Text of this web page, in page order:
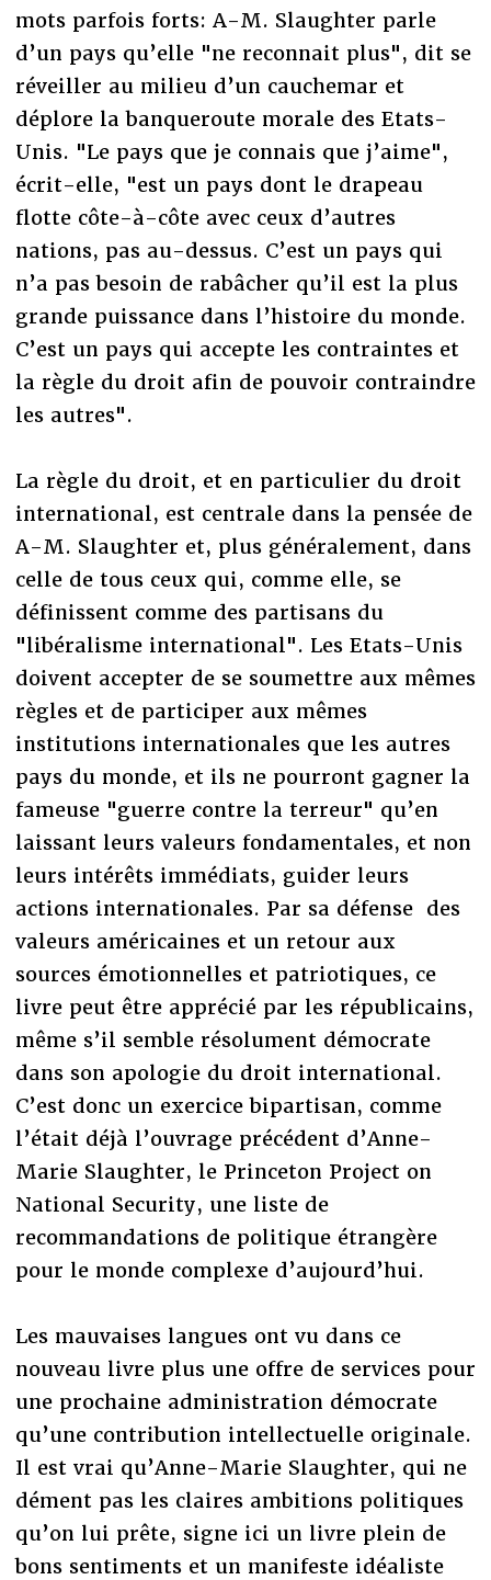
mots parfois forts: A-M. Slaughter parle
d’un pays qu’elle "ne reconnait plus", dit se
réveiller au milieu d’un cauchemar et
déplore la banqueroute morale des Etats-
Unis. "Le pays que je connais que j’aime",
écrit-elle, "est un pays dont le drapeau
flotte côte-à-côte avec ceux d’autres
nations, pas au-dessus. C’est un pays qui
n’a pas besoin de rabâcher qu’il est la plus
grande puissance dans l’histoire du monde.
C’est un pays qui accepte les contraintes et
la règle du droit afin de pouvoir contraindre
les autres".
La règle du droit, et en particulier du droit
international, est centrale dans la pensée de
A-M. Slaughter et, plus généralement, dans
celle de tous ceux qui, comme elle, se
définissent comme des partisans du
"libéralisme international". Les Etats-Unis
doivent accepter de se soumettre aux mêmes
règles et de participer aux mêmes
institutions internationales que les autres
pays du monde, et ils ne pourront gagner la
fameuse "guerre contre la terreur" qu’en
laissant leurs valeurs fondamentales, et non
leurs intérêts immédiats, guider leurs
actions internationales. Par sa défense des
valeurs américaines et un retour aux
sources émotionnelles et patriotiques, ce
livre peut être apprécié par les républicains,
même s’il semble résolument démocrate
dans son apologie du droit international.
C’est donc un exercice bipartisan, comme
l’était déjà l’ouvrage précédent d’Anne-
Marie Slaughter, le Princeton Project on
National Security, une liste de
recommandations de politique étrangère
pour le monde complexe d’aujourd’hui.
Les mauvaises langues ont vu dans ce
nouveau livre plus une offre de services pour
une prochaine administration démocrate
qu’une contribution intellectuelle originale.
Il est vrai qu’Anne-Marie Slaughter, qui ne
dément pas les claires ambitions politiques
qu’on lui prête, signe ici un livre plein de
bons sentiments et un manifeste idéaliste